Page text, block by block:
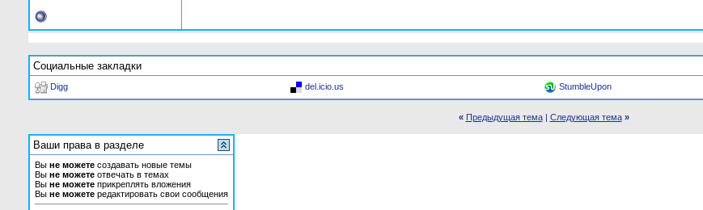
Социальные закладки
Digg del.icio.us StumbleUpon
« Предыдущая тема| Следующая тема »
Ваши права в разделе
Вы не можете создавать новые темы
Вы не можете отвечать в темах
Вы не можете прикреплять вложения
Вы не можете редактировать свои сообщения